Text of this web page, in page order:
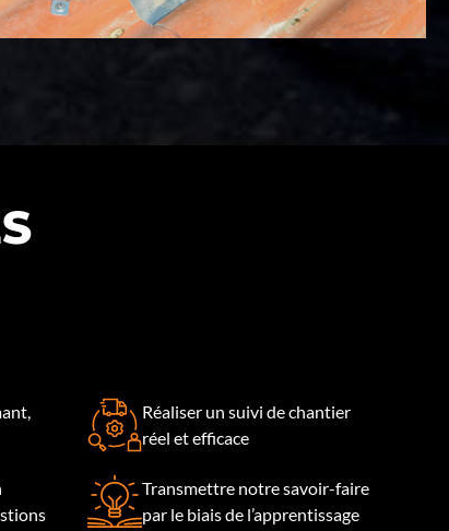
Réaliser un suivi de chantier
réel et efficace
Transmettre notre savoir-faire
par le biais de l’apprentissage